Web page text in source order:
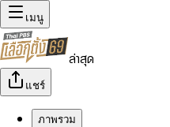
เมนู
ล่าสุด
แชร์
ภาพรวม